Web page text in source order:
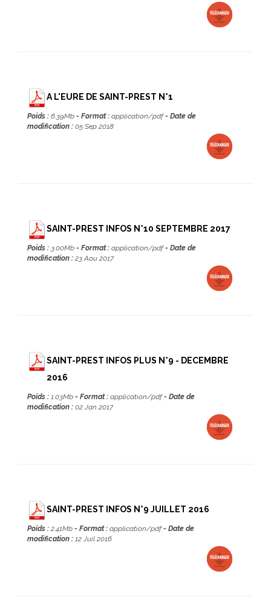
A L'EURE DE SAINT-PREST N°1
Poids : 6.39Mb - Format : application/pdf- Date de
modification : 05 Sep 2018
SAINT-PREST INFOS N°10 SEPTEMBRE 2017
Poids : 3.00Mb - Format : application/pdf- Date de
modification : 23 Aou 2017
SAINT-PREST INFOS PLUS N°9 - DECEMBRE
2016
Poids : 1.03Mb - Format : application/pdf- Date de
modification : 02 Jan 2017
SAINT-PREST INFOS N°9 JUILLET 2016
Poids : 2.41Mb - Format : application/pdf- Date de
modification : 12 Juil 2016